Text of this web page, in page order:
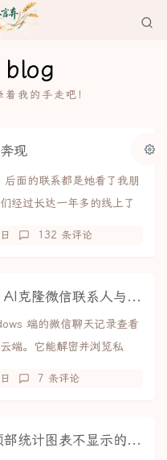
我的手走吧！
现
面的联系都是她看了我朋
经过长达一年多的线上了
132 条评论
CipherTalk 密语使用教程：AI克隆微信联系人与聊天记录导出
端的微信聊天记录查看
端。它能解密并浏览私
7 条评论
修复一下 Handsome 主题顶部统计图表不显示的问题